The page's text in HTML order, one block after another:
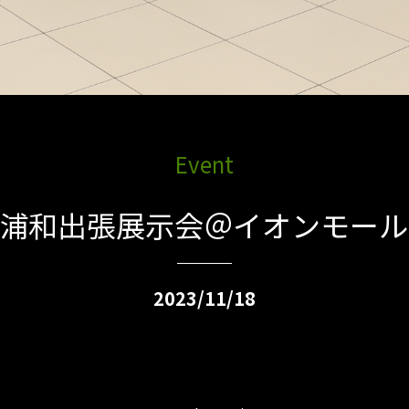
Event
和出張展示会＠イオンモー
2023/11/18